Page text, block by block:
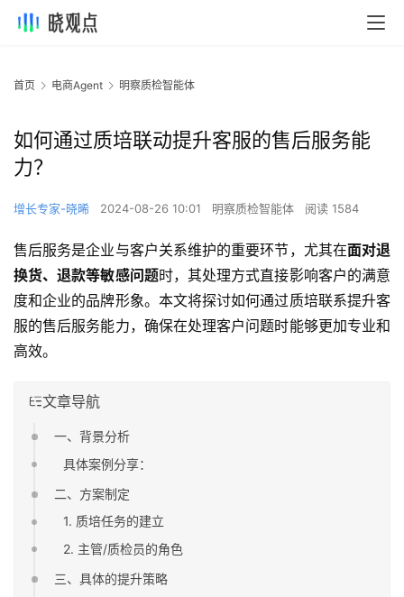
首页 电商Agent 明察质检智能体
如何通过质培联动提升客服的售后服务能
力？
增长专家-晓晞 2024-08-26 10:01 明察质检智能体 阅读 1584
售后服务是企业与客户关系维护的重要环节，尤其在面对退
换货、退款等敏感问题时，其处理方式直接影响客户的满意
度和企业的品牌形象。本文将探讨如何通过质培联系提升客
服的售后服务能力，确保在处理客户问题时能够更加专业和
高效。
文章导航
一、背景分析
具体案例分享：
二、方案制定
1. 质培任务的建立
2. 主管/质检员的角色
三、具体的提升策略